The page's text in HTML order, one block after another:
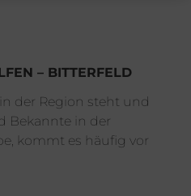
– BITTERFELD
der Region steht und
Bekannte in der
kommt es häufig vor